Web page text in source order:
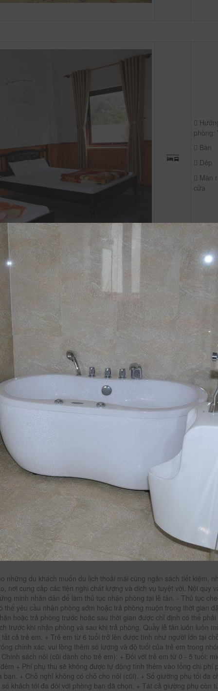
phòng:
Bàn
Dép
Màn
cửa
phòng:
Tủ áo
Bàn
những du khách muốn du lịch thoải mái cùng ngân sách tiết kiệm,
nơi cung cấp các tiện nghi chất lượng và dịch vụ tuyệt vời. Nội quy
minh nhân dân để làm thủ tục nhận phòng tại lễ tân. - Thủ tục
thể yêu cầu nhận phòng sớm hoặc trả phòng muộn trong thời gian
hoặc trả phòng trước hoặc sau thời gian được chỉ định có thể
trước khi nhận phòng và sau khi trả phòng. Quầy lễ tân luôn luôn
tất cả trẻ em. + Trẻ em từ 6 tuổi trở lên được tính như người lớn tại
chính xác, vui lòng thêm số lượng và độ tuổi của trẻ em trong
sách nôi (cũi dành cho trẻ em): + Đối với trẻ em từ 0 - 5 tuổi:
+ Phí phụ thu sẽ không được tự động tính thêm vào tổng chi
bạn. + Chỗ nghỉ không có chỗ cho nôi (cũi). + Số giường phụ tối đa
khách tối đa đối với phòng bạn đã chọn. + Tất cả giường phụ còn